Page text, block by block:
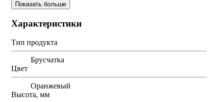
Показать больше
Характеристики
Тип продукта
Брусчатка
Цвет
Оранжевый
Высота, мм